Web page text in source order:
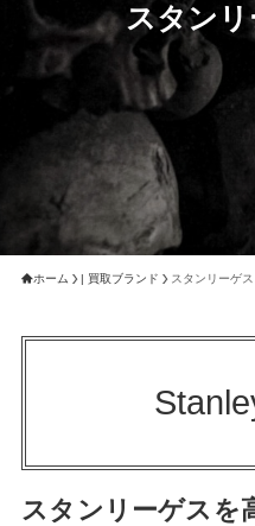
スタンリ
ホーム | 買取ブランド スタンリーゲ
スタンリーゲスを